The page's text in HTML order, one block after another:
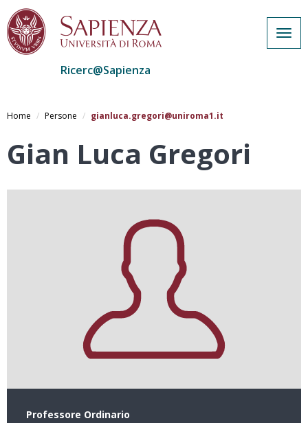
al
principale
Ricerc@Sapienza
Home Persone gianluca.gregori@uniroma1.it
Gian Luca Gregori
Professore Ordinario